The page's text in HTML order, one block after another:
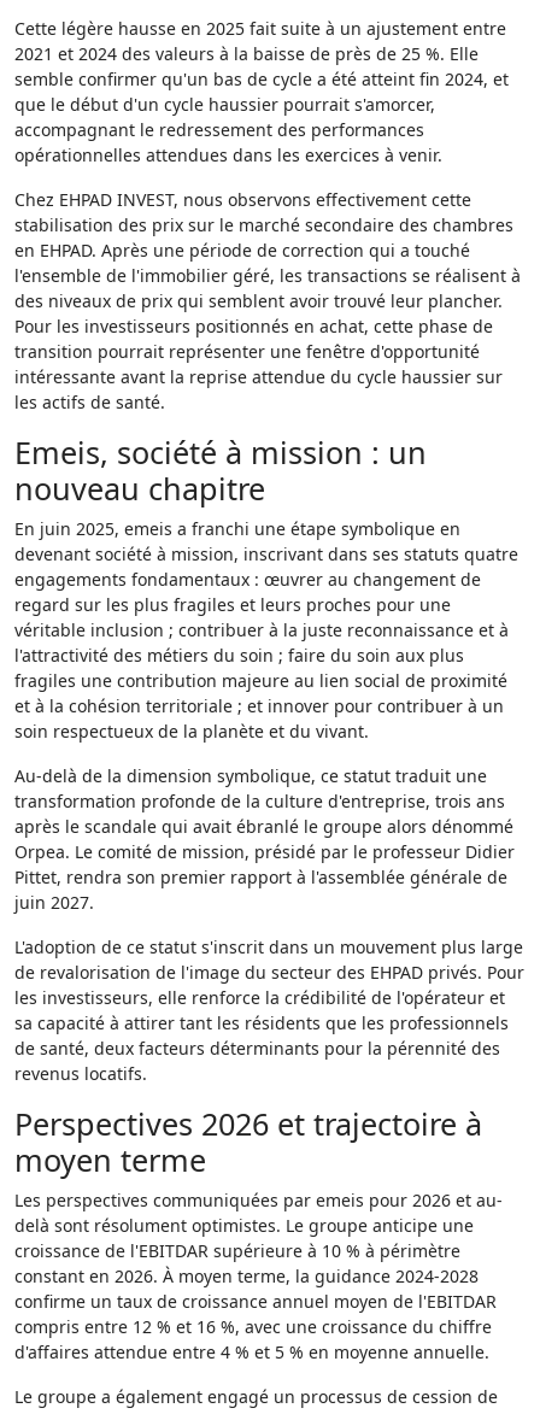
Cette légère hausse en 2025 fait suite à un ajustement entre
2021 et 2024 des valeurs à la baisse de près de 25 %. Elle
semble confirmer qu'un bas de cycle a été atteint fin 2024, et
que le début d'un cycle haussier pourrait s'amorcer,
accompagnant le redressement des performances
opérationnelles attendues dans les exercices à venir.
Chez EHPAD INVEST, nous observons effectivement cette
stabilisation des prix sur le marché secondaire des chambres
en EHPAD. Après une période de correction qui a touché
l'ensemble de l'immobilier géré, les transactions se réalisent à
des niveaux de prix qui semblent avoir trouvé leur plancher.
Pour les investisseurs positionnés en achat, cette phase de
transition pourrait représenter une fenêtre d'opportunité
intéressante avant la reprise attendue du cycle haussier sur
les actifs de santé.
Emeis, société à mission : un
nouveau chapitre
En juin 2025, emeis a franchi une étape symbolique en
devenant société à mission, inscrivant dans ses statuts quatre
engagements fondamentaux : œuvrer au changement de
regard sur les plus fragiles et leurs proches pour une
véritable inclusion ; contribuer à la juste reconnaissance et à
l'attractivité des métiers du soin ; faire du soin aux plus
fragiles une contribution majeure au lien social de proximité
et à la cohésion territoriale ; et innover pour contribuer à un
soin respectueux de la planète et du vivant.
Au-delà de la dimension symbolique, ce statut traduit une
transformation profonde de la culture d'entreprise, trois ans
après le scandale qui avait ébranlé le groupe alors dénommé
Orpea. Le comité de mission, présidé par le professeur Didier
Pittet, rendra son premier rapport à l'assemblée générale de
juin 2027.
L'adoption de ce statut s'inscrit dans un mouvement plus large
de revalorisation de l'image du secteur des EHPAD privés. Pour
les investisseurs, elle renforce la crédibilité de l'opérateur et
sa capacité à attirer tant les résidents que les professionnels
de santé, deux facteurs déterminants pour la pérennité des
revenus locatifs.
Perspectives 2026 et trajectoire à
moyen terme
Les perspectives communiquées par emeis pour 2026 et au-
delà sont résolument optimistes. Le groupe anticipe une
croissance de l'EBITDAR supérieure à 10 % à périmètre
constant en 2026. À moyen terme, la guidance 2024-2028
confirme un taux de croissance annuel moyen de l'EBITDAR
compris entre 12 % et 16 %, avec une croissance du chiffre
d'affaires attendue entre 4 % et 5 % en moyenne annuelle.
Le groupe a également engagé un processus de cession de